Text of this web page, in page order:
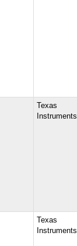
Texas
Instruments
Texas
Instruments